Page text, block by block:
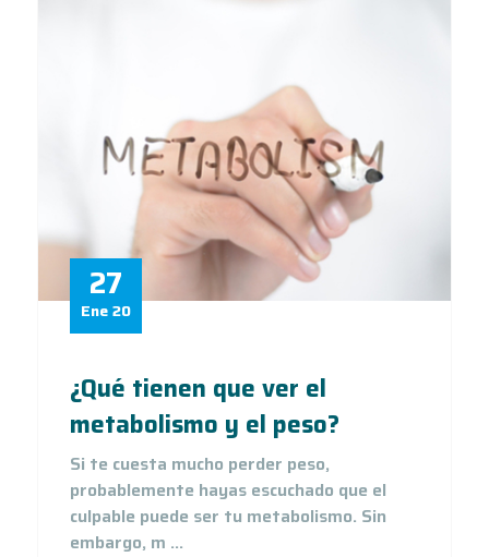
¿Qué tienen que ver el
metabolismo y el peso?
27
Ene 20
Si te cuesta mucho perder peso,
probablemente hayas escuchado que el
culpable puede ser tu metabolismo. Sin
embargo, m ...